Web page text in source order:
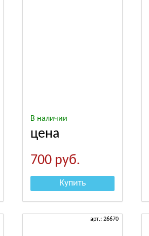
В наличии
цена
700 руб.
Купить
арт.: 26670